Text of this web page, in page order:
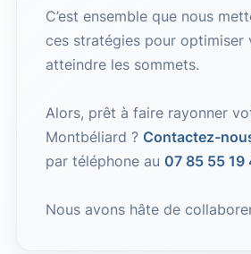
C’est ensemble que nous
ces stratégies pour optimiser
atteindre les sommets.
Alors, prêt à faire rayonner
Montbéliard ? Contactez-
par téléphone au 07 85 55 19
Nous avons hâte de